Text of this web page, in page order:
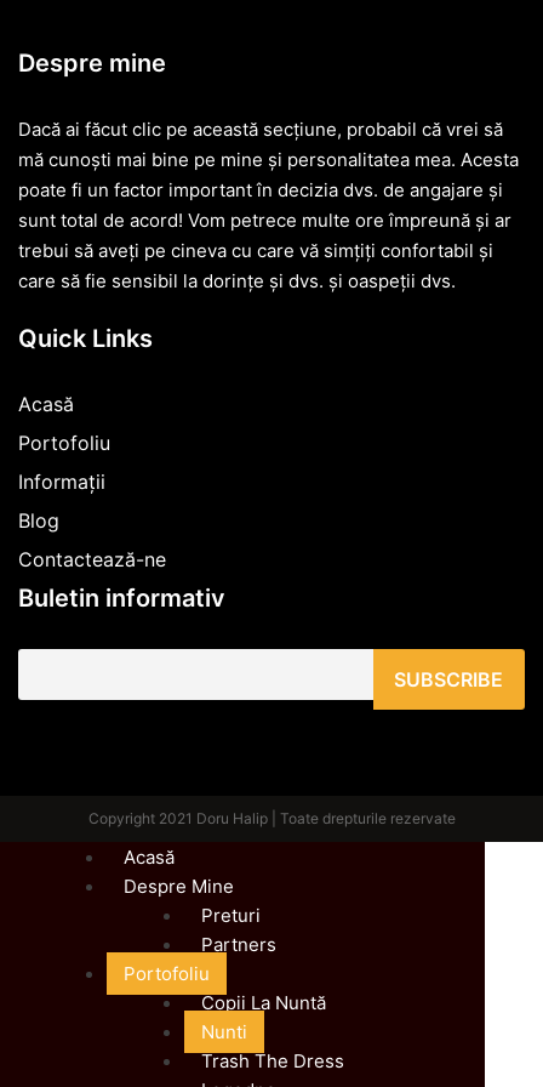
Despre mine
Dacă ai făcut clic pe această secțiune, probabil că vrei să
mă cunoști mai bine pe mine și personalitatea mea. Acesta
poate fi un factor important în decizia dvs. de angajare și
sunt total de acord! Vom petrece multe ore împreună și ar
trebui să aveți pe cineva cu care vă simțiți confortabil și
care să fie sensibil la dorințe și dvs. și oaspeții dvs.
Quick Links
Acasă
Portofoliu
Informații
Blog
Contactează-ne
Buletin informativ
Copyright 2021 Doru Halip | Toate drepturile rezervate
Acasă
Despre Mine
Preturi
Partners
Portofoliu
Copii La Nuntă
Nunti
Trash The Dress